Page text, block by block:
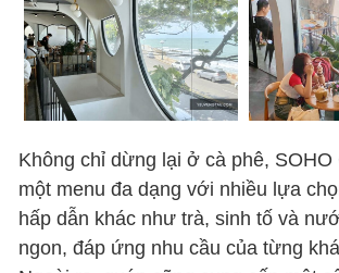
Không chỉ dừng lại ở cà phê, SOHO
một menu đa dạng với nhiều lựa
hấp dẫn khác như trà, sinh tố và
ngon, đáp ứng nhu cầu của từng